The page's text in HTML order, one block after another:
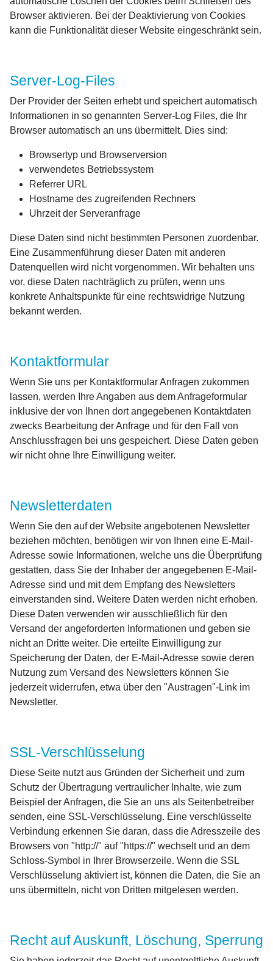
Browser aktivieren. Bei der Deaktivierung von Cookies
kann die Funktionalität dieser Website eingeschränkt sein.
Server-Log-Files
Der Provider der Seiten erhebt und speichert automatisch
Informationen in so genannten Server-Log Files, die Ihr
Browser automatisch an uns übermittelt. Dies sind:
Browsertyp und Browserversion
verwendetes Betriebssystem
Referrer URL
Hostname des zugreifenden Rechners
Uhrzeit der Serveranfrage
Diese Daten sind nicht bestimmten Personen zuordenbar.
Eine Zusammenführung dieser Daten mit anderen
Datenquellen wird nicht vorgenommen. Wir behalten uns
vor, diese Daten nachträglich zu prüfen, wenn uns
konkrete Anhaltspunkte für eine rechtswidrige Nutzung
bekannt werden.
Kontaktformular
Wenn Sie uns per Kontaktformular Anfragen zukommen
lassen, werden Ihre Angaben aus dem Anfrageformular
inklusive der von Ihnen dort angegebenen Kontaktdaten
zwecks Bearbeitung der Anfrage und für den Fall von
Anschlussfragen bei uns gespeichert. Diese Daten geben
wir nicht ohne Ihre Einwilligung weiter.
Newsletterdaten
Wenn Sie den auf der Website angebotenen Newsletter
beziehen möchten, benötigen wir von Ihnen eine E-Mail-
Adresse sowie Informationen, welche uns die Überprüfung
gestatten, dass Sie der Inhaber der angegebenen E-Mail-
Adresse sind und mit dem Empfang des Newsletters
einverstanden sind. Weitere Daten werden nicht erhoben.
Diese Daten verwenden wir ausschließlich für den
Versand der angeforderten Informationen und geben sie
nicht an Dritte weiter. Die erteilte Einwilligung zur
Speicherung der Daten, der E-Mail-Adresse sowie deren
Nutzung zum Versand des Newsletters können Sie
jederzeit widerrufen, etwa über den "Austragen"-Link im
Newsletter.
SSL-Verschlüsselung
Diese Seite nutzt aus Gründen der Sicherheit und zum
Schutz der Übertragung vertraulicher Inhalte, wie zum
Beispiel der Anfragen, die Sie an uns als Seitenbetreiber
senden, eine SSL-Verschlüsselung. Eine verschlüsselte
Verbindung erkennen Sie daran, dass die Adresszeile des
Browsers von "http://" auf "https://" wechselt und an dem
Schloss-Symbol in Ihrer Browserzeile. Wenn die SSL
Verschlüsselung aktiviert ist, können die Daten, die Sie an
uns übermitteln, nicht von Dritten mitgelesen werden.
Recht auf Auskunft, Löschung, Sperrung